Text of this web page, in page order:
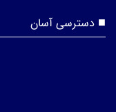
دسترسی آسان